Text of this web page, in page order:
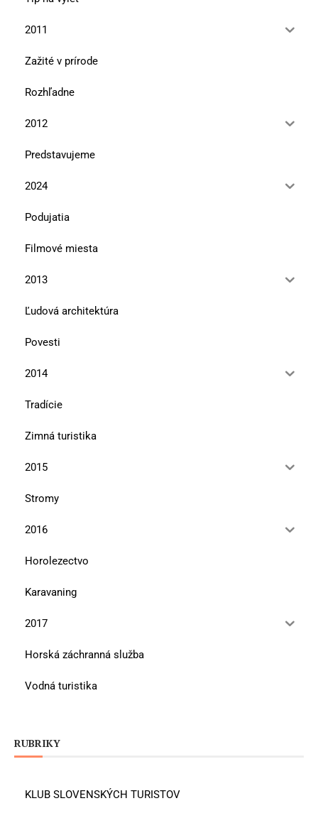
2011
Zažité v prírode
Rozhľadne
2012
Predstavujeme
2024
Podujatia
Filmové miesta
2013
Ľudová architektúra
Povesti
2014
Tradície
Zimná turistika
2015
Stromy
2016
Horolezectvo
Karavaning
2017
Horská záchranná služba
Vodná turistika
RUBRIKY
KLUB SLOVENSKÝCH TURISTOV